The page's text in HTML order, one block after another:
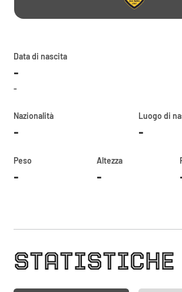
Data di nascita
-
-
Nazionalità
-
Luogo di
-
Peso
-
Altezza
-
STATISTICHE